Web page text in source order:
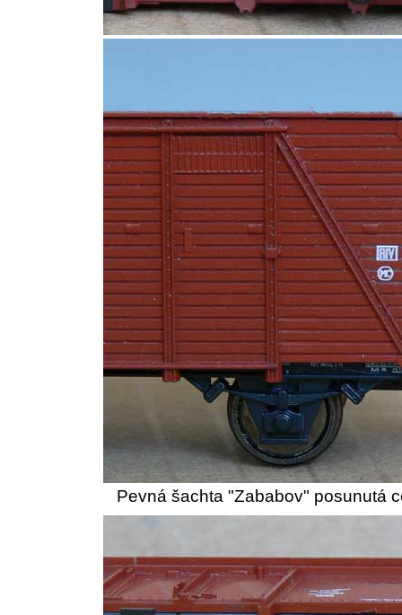
Pevná šachta "Zababov" posunutá